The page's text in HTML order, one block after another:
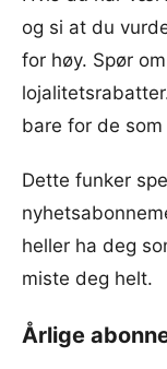
og si at du
for høy. Spør
bare for de som
Dette funker
heller ha deg
miste deg helt.
Årlige